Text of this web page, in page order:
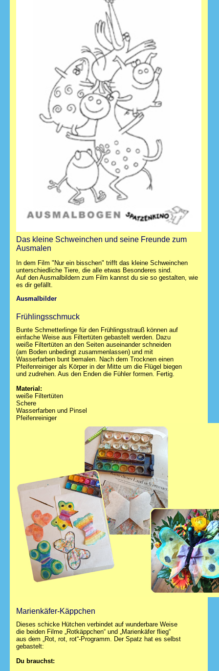
Das kleine Schweinchen und seine Freunde zum
Ausmalen
In dem Film "Nur ein bisschen" trifft das kleine Schweinchen
unterschiedliche Tiere, die alle etwas Besonderes sind.
Auf den Ausmalbildern zum Film kannst du sie so gestalten, wie
es dir gefällt.
Ausmalbilder
Frühlingsschmuck
Bunte Schmetterlinge für den Frühlingsstrauß können auf
einfache Weise aus Filtertüten gebastelt werden. Dazu
weiße Filtertüten an den Seiten auseinander schneiden
(am Boden unbedingt zusammenlassen) und mit
Wasserfarben bunt bemalen. Nach dem Trocknen einen
Pfeifenreiniger als Körper in der Mitte um die Flügel biegen
und zudrehen. Aus den Enden die Fühler formen. Fertig.
Material:
weiße Filtertüten
Schere
Wasserfarben und Pinsel
Pfeifenreiniger
Marienkäfer-Käppchen
Dieses schicke Hütchen verbindet auf wunderbare Weise
die beiden Filme „Rotkäppchen“ und „Marienkäfer flieg“
aus dem „Rot, rot, rot“-Programm. Der Spatz hat es selbst
gebastelt:
Du brauchst: